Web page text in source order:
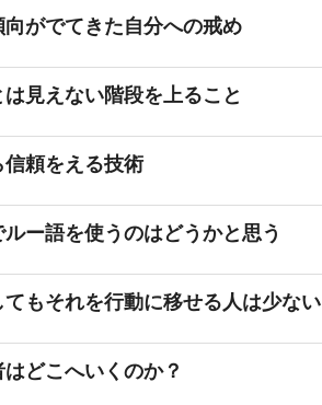
がでてきた自分への戒め
見えない階段を上ること
信頼をえる技術
ー語を使うのはどうかと思う
もそれを行動に移せる人は少ない
どこへいくのか？